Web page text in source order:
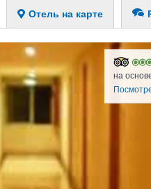
Отель на карте
на